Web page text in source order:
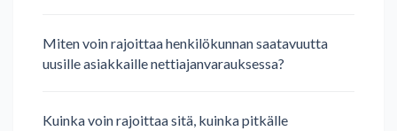
Miten voin rajoittaa henkilökunnan saatavuutta
uusille asiakkaille nettiajanvarauksessa?
Kuinka voin rajoittaa sitä, kuinka pitkälle